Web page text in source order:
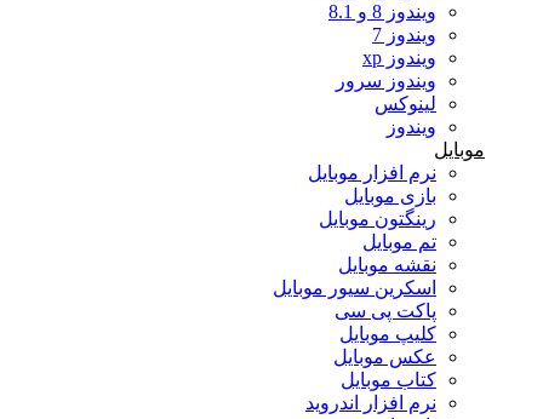
ویندوز 8 و 8.1
ویندوز 7
ویندوز xp
ویندوز سرور
لینوکس
ویندوز
موبایل
نرم افزار موبایل
بازی موبایل
رینگتون موبایل
تم موبایل
نقشه موبایل
اسکرین سیور موبایل
پاکت پی سی
کلیپ موبایل
عکس موبایل
کتاب موبایل
نرم افزار اندروید